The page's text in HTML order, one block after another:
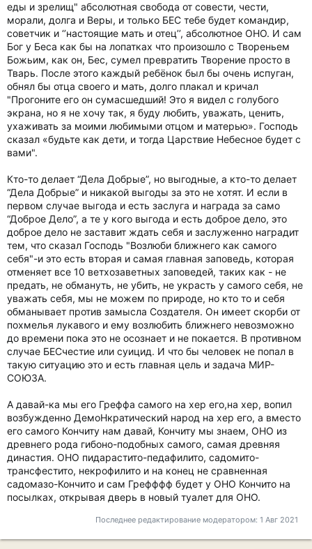
еды и зрелищ" абсолютная свобода от совести, чести,
морали, долга и Веры, и только БЕС тебе будет командир,
советчик и ‘’настоящие мать и отец’’, абсолютное ОНО. И сам
Бог у Беса как бы на лопатках что произошло с Твореньем
Божьим, как он, Бес, сумел превратить Творение просто в
Тварь. После этого каждый ребёнок был бы очень испуган,
обнял бы отца своего и мать, долго плакал и кричал
"Прогоните его он сумасшедший! Это я видел с голубого
экрана, но я не хочу так, я буду любить, уважать, ценить,
ухаживать за моими любимыми отцом и матерью». Господь
сказал «будьте как дети, и тогда Царствие Небесное будет с
вами".
Кто-то делает “Дела Добрые”, но выгодные, а кто-то делает
“Дела Добрые” и никакой выгоды за это не хотят. И если в
первом случае выгода и есть заслуга и награда за само
“Доброе Дело”, а те у кого выгода и есть доброе дело, это
доброе дело не заставит ждать себя и заслуженно наградит
тем, что сказал Господь "Возлюби ближнего как самого
себя"-и это есть вторая и самая главная заповедь, которая
отменяет все 10 ветхозаветных заповедей, таких как - не
предать, не обмануть, не убить, не украсть у самого себя, не
уважать себя, мы не можем по природе, но кто то и себя
обманывает против замысла Создателя. Он имеет скорби от
похмелья лукавого и ему возлюбить ближнего невозможно
до времени пока это не осознает и не покается. В противном
случае БЕСчестие или суицид. И что бы человек не попал в
такую ситуацию это и есть главная цель и задача МИР-
СОЮЗА.
А давай-ка мы его Греффа самого на хер его,на хер, вопил
возбужденно ДемоНкратический народ на хер его, а вместо
его самого Кончиту нам давай, Кончиту мы знаем, ОНО из
древнего рода гибоно-подобных самого, самая древняя
династия. ОНО пидарастито-педафилито, садомито-
трансфестито, некрофилито и на конец не сравненная
садомазо-Кончито и сам Грефффф будет у ОНО Кончито на
посылках, открывая дверь в новый туалет для ОНО.
Последнее редактирование модератором: 1 Авг 2021